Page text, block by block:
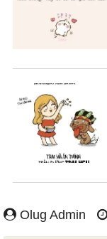
Olug Admin